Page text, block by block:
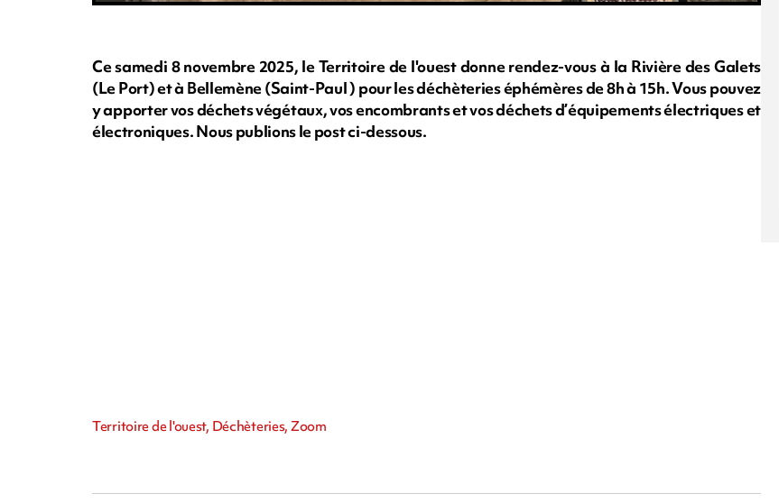
Ce samedi 8 novembre 2025, le Territoire de l'ouest donne rendez-vous à la Rivière des Galets
(Le Port) et à Bellemène (Saint-Paul ) pour les déchèteries éphémères de 8h à 15h. Vous pouvez
y apporter vos déchets végétaux, vos encombrants et vos déchets d’équipements électriques et
électroniques. Nous publions le post ci-dessous.
Territoire de l'ouest, Déchèteries, Zoom